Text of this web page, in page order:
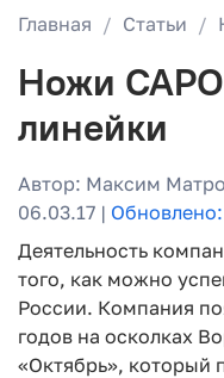
Главная Статьи
Ножи
линейки
Автор: Максим
06.03.17 |
Деятельность
того, как можно
России. Компания
годов на осколках
«Октябрь», который